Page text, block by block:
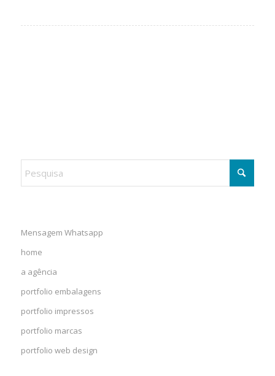
Mensagem Whatsapp
home
a agência
portfolio embalagens
portfolio impressos
portfolio marcas
portfolio web design